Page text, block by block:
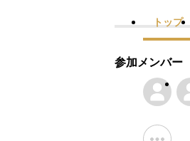
トップ
参加メンバー